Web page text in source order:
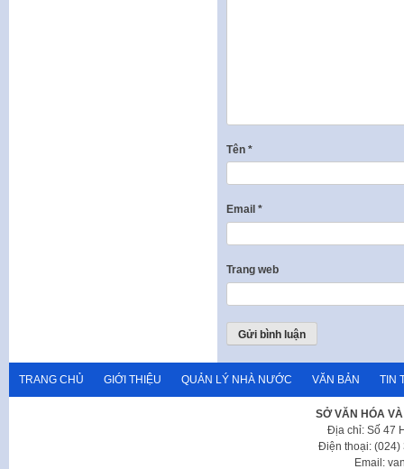
Tên *
Email *
Trang web
TRANG CHỦ GIỚI THIỆU QUẢN LÝ NHÀ NƯỚC VĂN BẢN TIN
SỞ VĂN HÓA
Địa chỉ: Số 47
Điện thoại: (024)
Email: